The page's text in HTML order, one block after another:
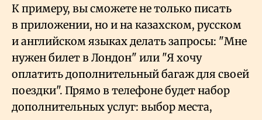
К примеру, вы сможете не только писать
в приложении, но и на казахском, русском
и английском языках делать запросы: "Мне
нужен билет в Лондон" или "Я хочу
оплатить дополнительный багаж для своей
поездки". Прямо в телефоне будет набор
дополнительных услуг: выбор места,